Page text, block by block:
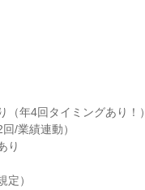
（年4回タイミングあり！）
/業績連動）
り
定）